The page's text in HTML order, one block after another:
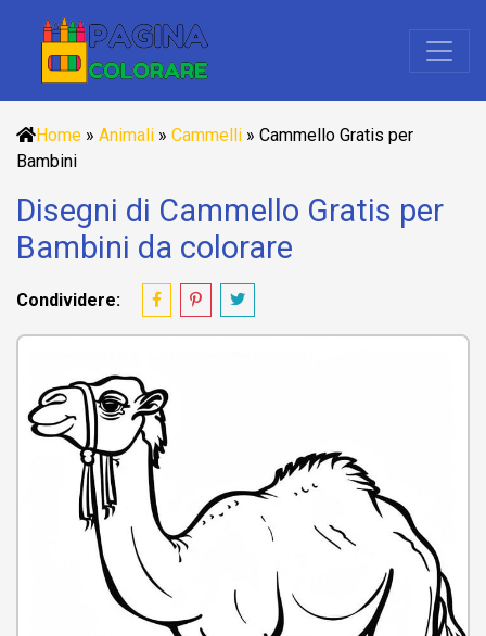
Home » Animali » Cammelli » Cammello Gratis per
Bambini
Disegni di Cammello Gratis per
Bambini da colorare
Condividere: